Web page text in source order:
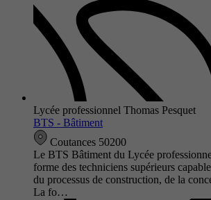
Lycée professionnel Thomas Pesquet
BTS - Bâtiment
Coutances 50200
Le BTS Bâtiment du Lycée
forme des techniciens supérieurs
du processus de construction, de la
La fo…